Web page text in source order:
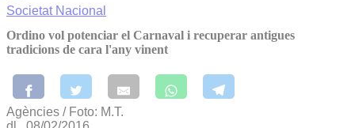
Societat Nacional
Ordino vol potenciar el Carnaval i recuperar antigues
tradicions de cara l'any vinent
Agències / Foto: M.T.